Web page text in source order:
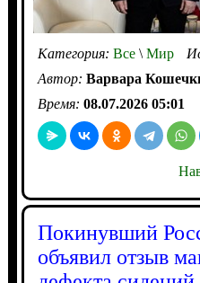
Категория: Все\Мир
Автор: Варвара
Время: 08.07.2026 05:01
Покинувший
объявил отзыв